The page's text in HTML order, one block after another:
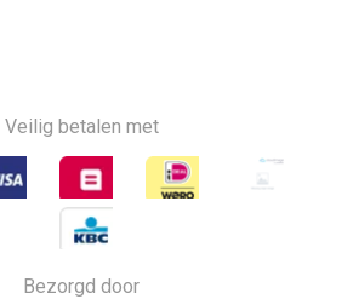
Veilig betalen met
Bezorgd door